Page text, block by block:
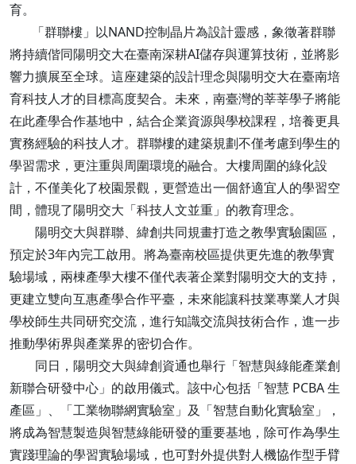
育。
「群聯樓」以NAND控制晶片為設計靈感，象徵著群聯
將持續偕同陽明交大在臺南深耕AI儲存與運算技術，並將影
響力擴展至全球。這座建築的設計理念與陽明交大在臺南培
育科技人才的目標高度契合。未來，南臺灣的莘莘學子將能
在此產學合作基地中，結合企業資源與學校課程，培養更具
實務經驗的科技人才。群聯樓的建築規劃不僅考慮到學生的
學習需求，更注重與周圍環境的融合。大樓周圍的綠化設
計，不僅美化了校園景觀，更營造出一個舒適宜人的學習空
間，體現了陽明交大「科技人文並重」的教育理念。
陽明交大與群聯、緯創共同規畫打造之教學實驗園區，
預定於3年內完工啟用。將為臺南校區提供更先進的教學實
驗場域，兩棟產學大樓不僅代表著企業對陽明交大的支持，
更建立雙向互惠產學合作平臺，未來能讓科技業專業人才與
學校師生共同研究交流，進行知識交流與技術合作，進一步
推動學術界與產業界的密切合作。
同日，陽明交大與緯創資通也舉行「智慧與綠能產業創
新聯合研發中心」的啟用儀式。該中心包括「智慧 PCBA 生
產區」、「工業物聯網實驗室」及「智慧自動化實驗室」，
將成為智慧製造與智慧綠能研發的重要基地，除可作為學生
實踐理論的學習實驗場域，也可對外提供對人機協作型手臂